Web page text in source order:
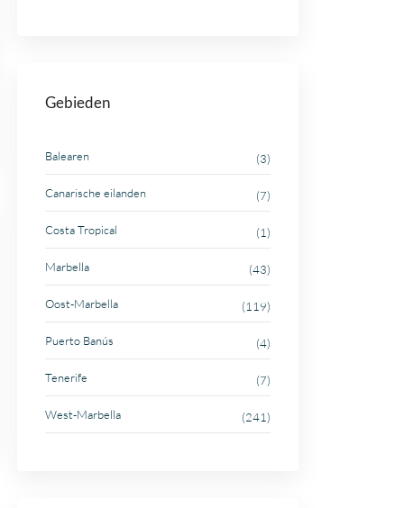
Gebieden
Balearen (3)
Canarische eilanden (7)
Costa Tropical (1)
Marbella (43)
Oost-Marbella (119)
Puerto Banús (4)
Tenerife (7)
West-Marbella (241)